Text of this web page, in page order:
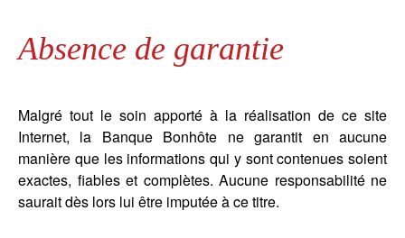
Absence de garantie
Malgré tout le soin apporté à la réalisation de ce site
Internet, la Banque Bonhôte ne garantit en aucune
manière que les informations qui y sont contenues soient
exactes, fiables et complètes. Aucune responsabilité ne
saurait dès lors lui être imputée à ce titre.